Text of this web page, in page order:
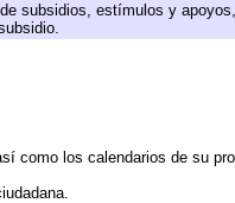
subsidios, estímulos y
como los calendarios de su